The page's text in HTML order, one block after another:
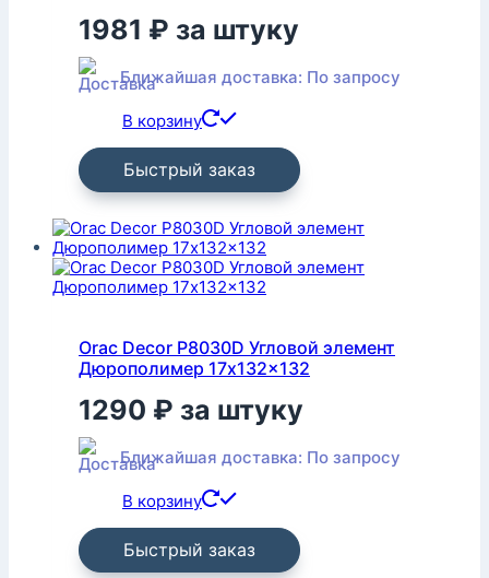
1981 ₽ за штуку
Ближайшая доставка: По запросу
В корзину
Быстрый заказ
Orac Decor P8030D Угловой элемент
Дюрополимер 17x132x132
1290 ₽ за штуку
Ближайшая доставка: По запросу
В корзину
Быстрый заказ